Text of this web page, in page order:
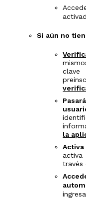
Si aún no
la
activa
través